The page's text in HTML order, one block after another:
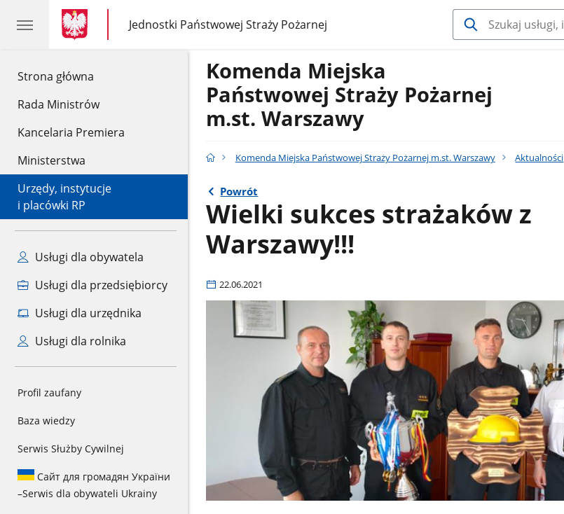
Strona główna
Rada Ministrów
Kancelaria Premiera
Ministerstwa
Urzędy, instytucje
i placówki RP
Usługi dla obywatela
Usługi dla przedsiębiorcy
Usługi dla urzędnika
Usługi dla rolnika
Profil zaufany
Baza wiedzy
Serwis Służby Cywilnej
Сайт для громадян України
–Serwis dla obywateli Ukrainy
gov.pl
gov.pl
Jednostki Państwowej Straży Pożarnej
gov.pl
Jednostki
Państwowej
Komenda Miejska
Państwowej Straży Pożarnej
m.st. Warszawy
Komenda Miejska Państwowej Straży Pożarnej m.st. Warszawy Aktualności
Powrót
Wielki sukces strażaków z
Warszawy!!!
22.06.2021